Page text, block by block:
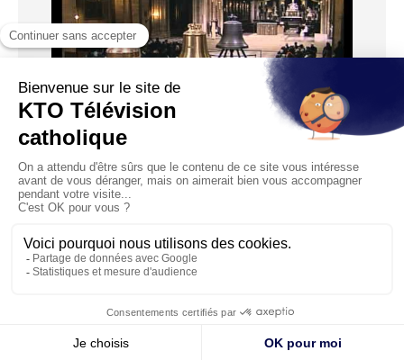
Messe du dimanche soir
Diffusé le 24/02/2013
© KTO 2026 — Mentions légales